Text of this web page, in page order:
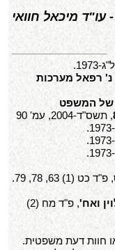
עו"ד מיכאל חוואי
רפאל מערכות
של המשפט
, תשס"ד-2004, עמ' 90
, פ"ד כט (1) 63, 78, 79.
ואח'
, פ"ד מח (2)
חוות דעת משפטית.